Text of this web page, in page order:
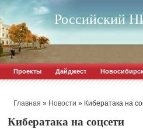
Российский
Проекты Дайджест
Главная » Новости » Кибератака на
Кибератака на соцсети